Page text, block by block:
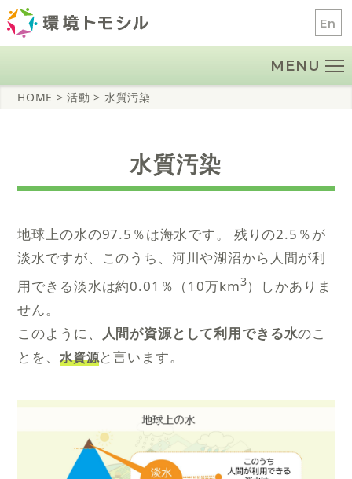
Skip
to
content
En
MENU
HOME > 活動 > 水質汚染
水質汚染
地球上の水の97.5％は海水です。 残りの2.5％が
淡水ですが、このうち、河川や湖沼から人間が利
用できる淡水は約0.01％（10万km3）しかありま
せん。
このように、
人間が資源として利用できる水のこ
とを、 水資源と言います。